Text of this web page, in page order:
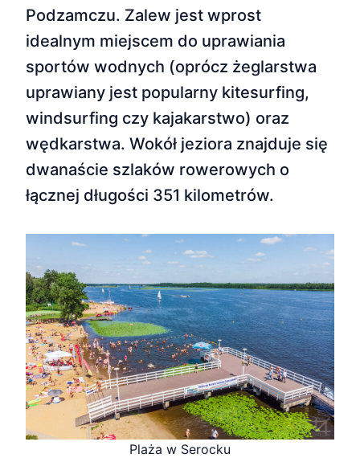
Podzamczu. Zalew jest wprost
idealnym miejscem do uprawiania
sportów wodnych (oprócz żeglarstwa
uprawiany jest popularny kitesurfing,
windsurfing czy kajakarstwo) oraz
wędkarstwa. Wokół jeziora znajduje się
dwanaście szlaków rowerowych o
łącznej długości 351 kilometrów.
Plaża w Serocku